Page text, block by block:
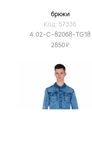
брюки
Код: 57336
4.02-C-82068-TG18
2850Я